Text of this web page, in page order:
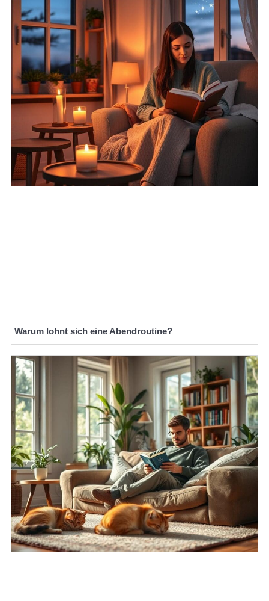
Warum lohnt sich eine Abendroutine?